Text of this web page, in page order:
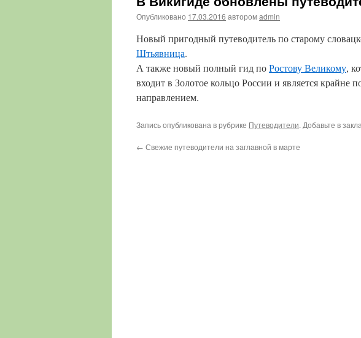
Опубликовано 17.03.2016 авторомadmin
Новый пригодный путеводитель по старому
Штьявница.
А также новый полный гид поРостову Великому,
входит в Золотое кольцо России и является крайне
направлением.
Запись опубликована в рубрике Путеводители. Добавьте в
← Свежие путеводители на заглавной в марте